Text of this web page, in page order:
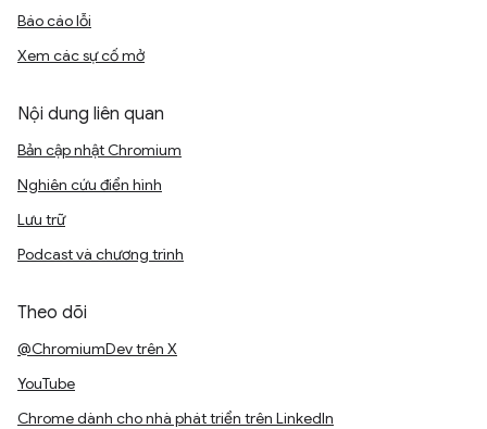
Báo cáo lỗi
Xem các sự cố mở
Nội dung liên quan
Bản cập nhật Chromium
Nghiên cứu điển hình
Lưu trữ
Podcast và chương trình
Theo dõi
@ChromiumDev trên X
YouTube
Chrome dành cho nhà phát triển trên LinkedIn